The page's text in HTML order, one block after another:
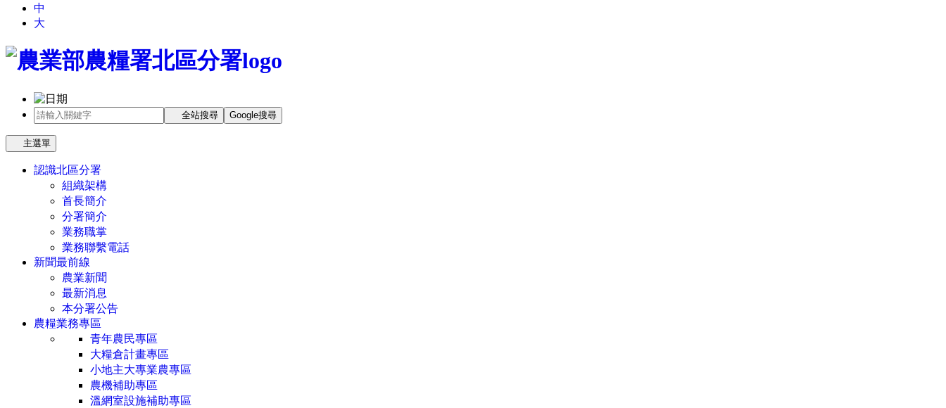
中
大
全站搜尋 Google搜尋
主選單
認識北區分署
組織架構
首長簡介
分署簡介
業務職掌
業務聯繫電話
新聞最前線
農業新聞
最新消息
本分署公告
農糧業務專區
青年農民專區
大糧倉計畫專區
小地主大專業農專區
農機補助專區
溫網室設施補助專區